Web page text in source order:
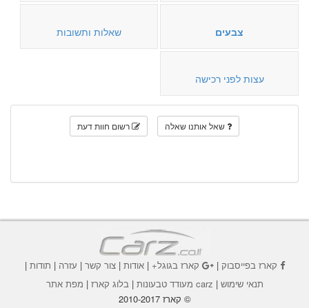
צבעים שאלות ותשובות
עצות לפני רכישה
שאל אותנו שאלה רשום חוות דעת
קארז בפייסבוק| קארז בגוגל+|אודות |צור קשר | עזרה | תודות |
תנאי שימוש | carz מעודד טבעונות | בלוג קארז | מפת אתר
© קארז 2010-2017